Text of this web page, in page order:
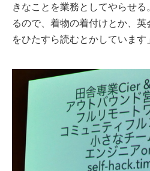
きなことを業務としてやらせ
るので、着物の着付けとか、
をひたすら読むとかしています